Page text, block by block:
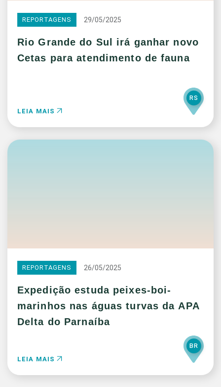
REPORTAGENS 29/05/2025
Rio Grande do Sul irá ganhar novo
Cetas para atendimento de fauna
LEIA MAIS
RS
REPORTAGENS 26/05/2025
Expedição estuda peixes-boi-
marinhos nas águas turvas da APA
Delta do Parnaíba
LEIA MAIS
BR